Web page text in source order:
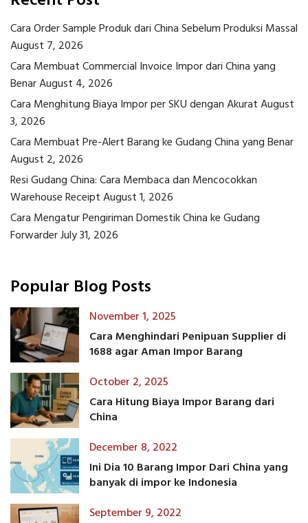
Cara Order Sample Produk dari China Sebelum Produksi Massal
August 7, 2026
Cara Membuat Commercial Invoice Impor dari China yang
BenarAugust 4, 2026
Cara Menghitung Biaya Impor per SKU dengan AkuratAugust
3, 2026
Cara Membuat Pre-Alert Barang ke Gudang China yang Benar
August 2, 2026
Resi Gudang China: Cara Membaca dan Mencocokkan
Warehouse ReceiptAugust 1, 2026
Cara Mengatur Pengiriman Domestik China ke Gudang
ForwarderJuly 31, 2026
Popular Blog Posts
November 1, 2025
Cara Menghindari Penipuan Supplier di
1688 agar Aman Impor Barang
October 2, 2025
Cara Hitung Biaya Impor Barang dari
China
December 8, 2022
Ini Dia 10 Barang Impor Dari China yang
banyak di impor ke Indonesia
September 9, 2022